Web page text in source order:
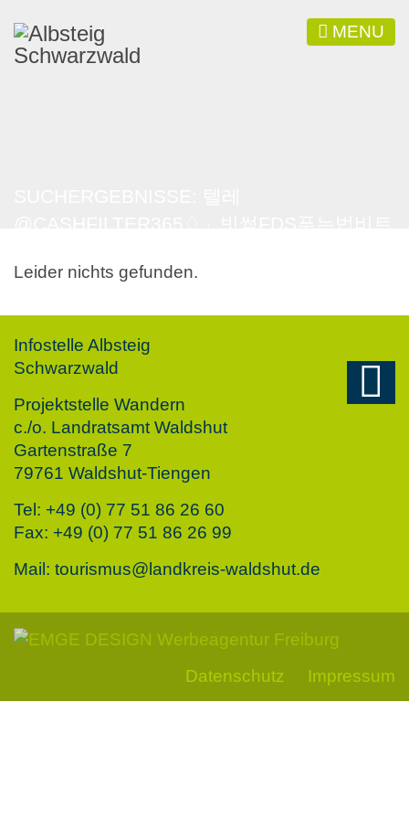
MENU
Leider nichts gefunden.
Infostelle Albsteig
Schwarzwald
Projektstelle Wandern
c./o. Landratsamt Waldshut
Gartenstraße 7
79761 Waldshut-Tiengen
Tel: +49 (0) 77 51 86 26 60
Fax: +49 (0) 77 51 86 26 99
Mail: tourismus@landkreis-waldshut.de
Datenschutz Impressum